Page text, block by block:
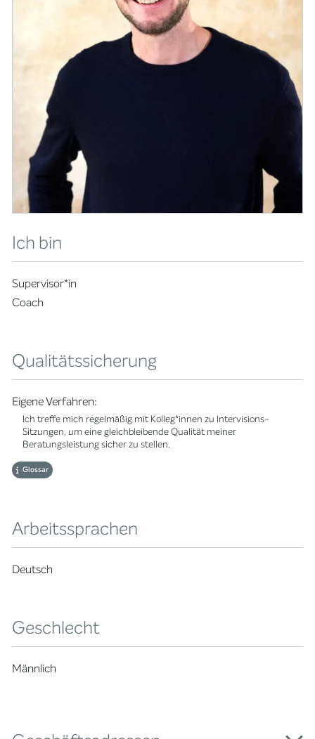
Ich bin
Supervisor*in
Coach
Qualitätssicherung
Eigene Verfahren:
Ich treffe mich regelmäßig mit Kolleg*innen zu Intervisions-
Sitzungen, um eine gleichbleibende Qualität meiner
Beratungsleistung sicher zu stellen.
Glossar
Arbeitssprachen
Deutsch
Geschlecht
Männlich